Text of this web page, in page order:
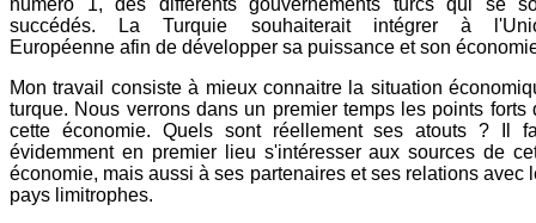
succédés. La Turquie souhaiterait intégrer à
Européenne afin de développer sa puissance et son
Mon travail consiste à mieux connaitre la situation
turque. Nous verrons dans un premier temps les points forts
cette économie. Quels sont réellement ses atouts ? Il
évidemment en premier lieu s'intéresser aux sources de
économie, mais aussi à ses partenaires et ses relations avec
pays limitrophes.